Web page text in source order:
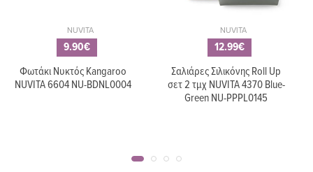
NUVITA
9.90€
Φωτάκι Νυκτός Kangaroo
NUVITA 6604 NU-BDNL0004
NUVITA
12.99€
Σαλιάρες Σιλικόνης Roll Up
σετ 2 τμχ NUVITA 4370 Blue-
Green NU-PPPL0145